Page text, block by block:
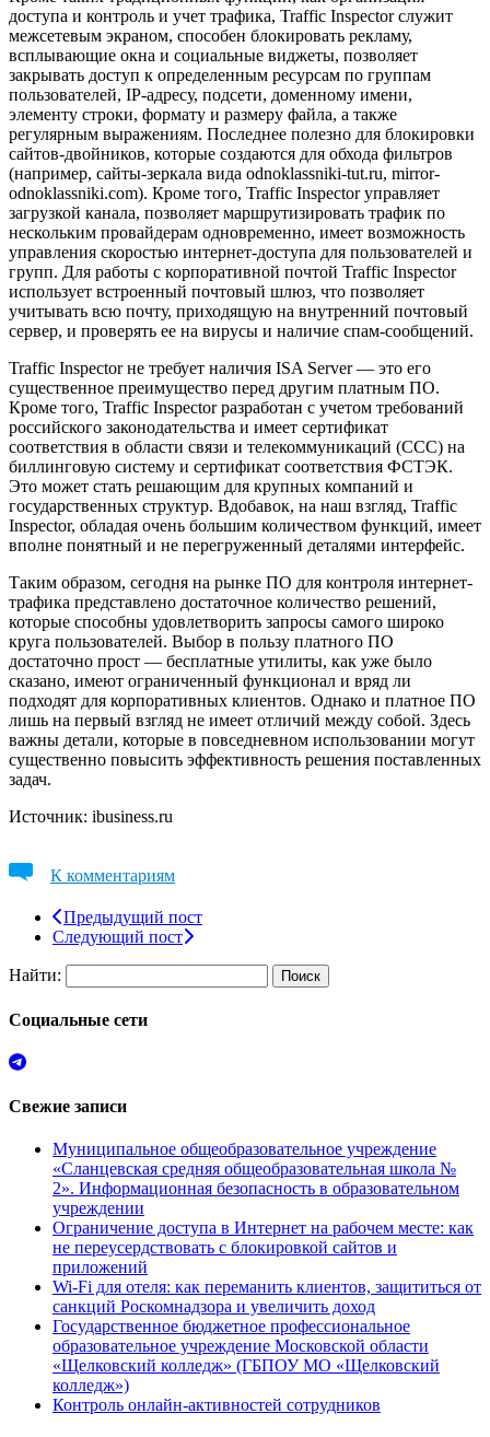
доступа и контроль и учет трафика, Traffic Inspector служит
межсетевым экраном, способен блокировать рекламу,
всплывающие окна и социальные виджеты, позволяет
закрывать доступ к определенным ресурсам по группам
пользователей, IP-адресу, подсети, доменному имени,
элементу строки, формату и размеру файла, а также
регулярным выражениям. Последнее полезно для блокировки
сайтов-двойников, которые создаются для обхода фильтров
(например, сайты-зеркала вида odnoklassniki-tut.ru, mirror-
odnoklassniki.com). Кроме того, Traffic Inspector управляет
загрузкой канала, позволяет маршрутизировать трафик по
нескольким провайдерам одновременно, имеет возможность
управления скоростью интернет-доступа для пользователей и
групп. Для работы с корпоративной почтой Traffic Inspector
использует встроенный почтовый шлюз, что позволяет
учитывать всю почту, приходящую на внутренний почтовый
сервер, и проверять ее на вирусы и наличие спам-сообщений.
Traffic Inspector не требует наличия ISA Server — это его
существенное преимущество перед другим платным ПО.
Кроме того, Traffic Inspector разработан с учетом требований
российского законодательства и имеет сертификат
соответствия в области связи и телекоммуникаций (ССС) на
биллинговую систему и сертификат соответствия ФСТЭК.
Это может стать решающим для крупных компаний и
государственных структур. Вдобавок, на наш взгляд, Traffic
Inspector, обладая очень большим количеством функций, имеет
вполне понятный и не перегруженный деталями интерфейс.
Таким образом, сегодня на рынке ПО для контроля интернет-
трафика представлено достаточное количество решений,
которые способны удовлетворить запросы самого широко
круга пользователей. Выбор в пользу платного ПО
достаточно прост — бесплатные утилиты, как уже было
сказано, имеют ограниченный функционал и вряд ли
подходят для корпоративных клиентов. Однако и платное ПО
лишь на первый взгляд не имеет отличий между собой. Здесь
важны детали, которые в повседневном использовании могут
существенно повысить эффективность решения поставленных
задач.
Источник: ibusiness.ru
К комментариям
Предыдущий пост
Следующий пост
Найти:
Социальные сети
Свежие записи
Муниципальное общеобразовательное учреждение
«Сланцевская средняя общеобразовательная школа №
2». Информационная безопасность в образовательном
учреждении
Ограничение доступа в Интернет на рабочем месте: как
не переусердствовать с блокировкой сайтов и
приложений
Wi-Fi для отеля: как переманить клиентов, защититься от
санкций Роскомнадзора и увеличить доход
Государственное бюджетное профессиональное
образовательное учреждение Московской области
«Щелковский колледж» (ГБПОУ МО «Щелковский
колледж»)
Контроль онлайн-активностей сотрудников